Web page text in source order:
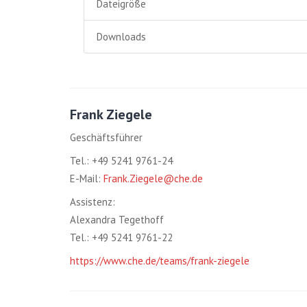
Dateigröße
Downloads
Frank Ziegele
Geschäftsführer
Tel.: +49 5241 9761-24
E-Mail: Frank.Ziegele@che.de
Assistenz:
Alexandra Tegethoff
Tel.: +49 5241 9761-22
https://www.che.de/teams/frank-ziegele